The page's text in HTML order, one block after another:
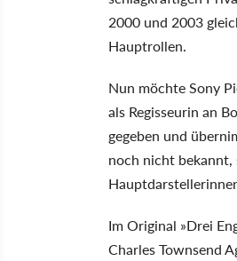
2000 und 2003
Hauptrollen.
Nun möchte Sony
als Regisseurin an
gegeben und
noch nicht
Im Original »Drei
Charles Townsend